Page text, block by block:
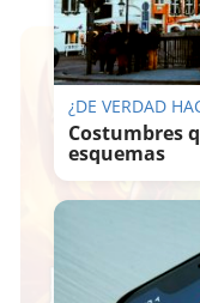
¿DE VERDAD
Costumbres
esquemas